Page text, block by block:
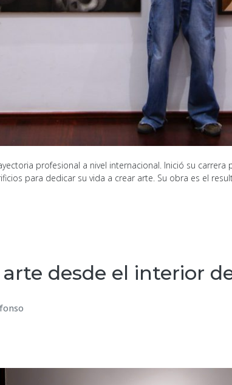
profesional a nivel internacional. Inició su
para dedicar su vida a crear arte. Su obra es el
arte desde el interior